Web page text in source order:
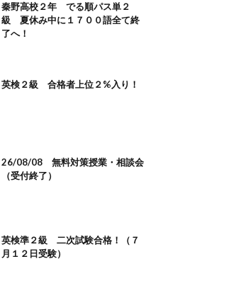
秦野高校２年 でる順パス単２
級 夏休み中に１７００語全て終
了へ！
英検２級 合格者上位２%入り！
26/08/08 無料対策授業・相談会
（受付終了）
英検準２級 二次試験合格！（７
月１２日受験）